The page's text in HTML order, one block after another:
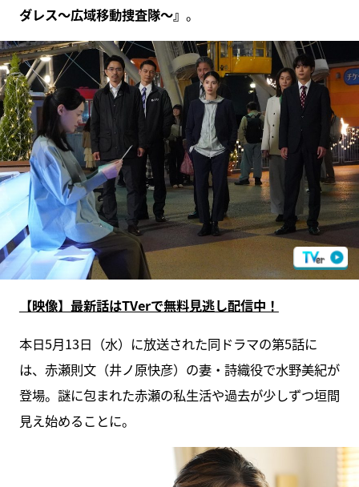
ダレス～広域移動捜査隊～』 。
【映像】最新話はTVerで無料見逃し配信中！
本日5月13日（水）に放送された同ドラマの第5話に
は、赤瀬則文（井ノ原快彦）の妻・詩織役で水野美紀が
登場。謎に包まれた赤瀬の私生活や過去が少しずつ垣間
見え始めることに。